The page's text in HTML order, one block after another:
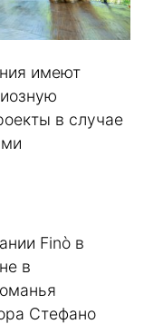
имеют
в случае
Finò в
в
Стефано